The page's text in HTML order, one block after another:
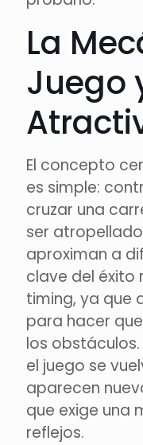
La
Juego
El concepto
es simple:
cruzar una
ser
aproximan a
clave del éxito
timing, ya que
para hacer
los
el juego se
aparecen
que exige una
reflejos.